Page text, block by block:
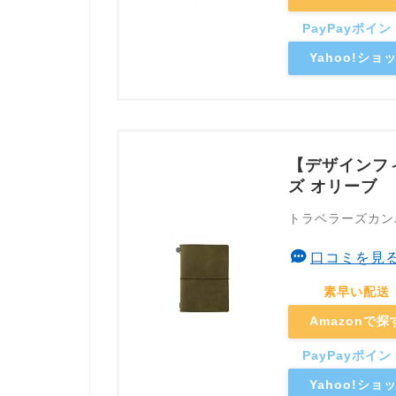
Yahoo!ショ
【デザイン
ズ オリーブ
トラベラーズカ
口コミを見
Amazonで探
Yahoo!ショ